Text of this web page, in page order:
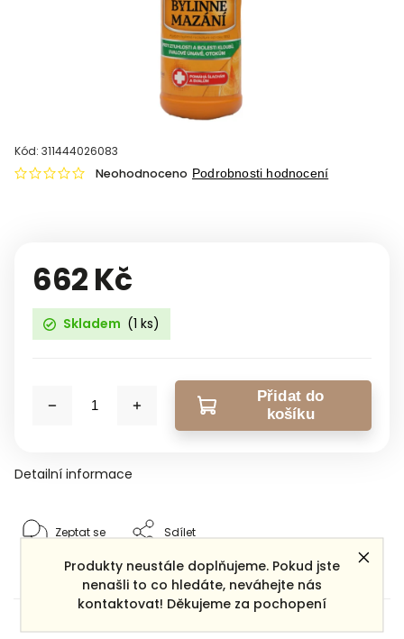
Produkty neustále doplňujeme. Pokud jste
nenašli to co hledáte, neváhejte nás
kontaktovat! Děkujeme za pochopení
Kód: 311444026083
Neohodnoceno Podrobnosti hodnocení
662 Kč
Skladem (1 ks)
Přidat do
košíku
Detailní informace
Zeptat se Sdílet